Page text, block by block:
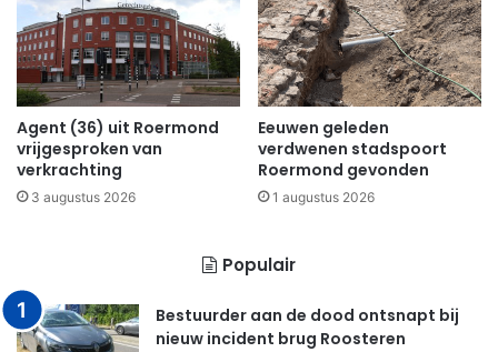
Agent (36) uit Roermond
vrijgesproken van
verkrachting
3 augustus 2026
Eeuwen geleden
verdwenen stadspoort
Roermond gevonden
1 augustus 2026
Populair
Bestuurder aan de dood ontsnapt bij
nieuw incident brug Roosteren